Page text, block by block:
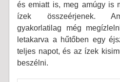
és emiatt is, meg amúgy is
ízek összeérjenek.
gyakorlatilag még
letakarva a hűtőben egy
teljes napot, és az ízek
beszélni.